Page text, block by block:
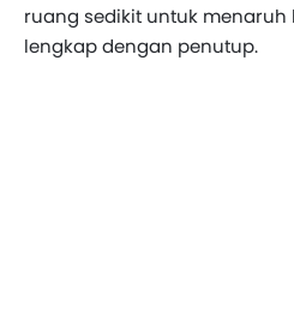
ruang sedikit untuk
lengkap dengan penutup.